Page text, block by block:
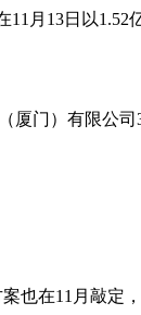
月13日以1.52
门）有限公司
也在11月敲定